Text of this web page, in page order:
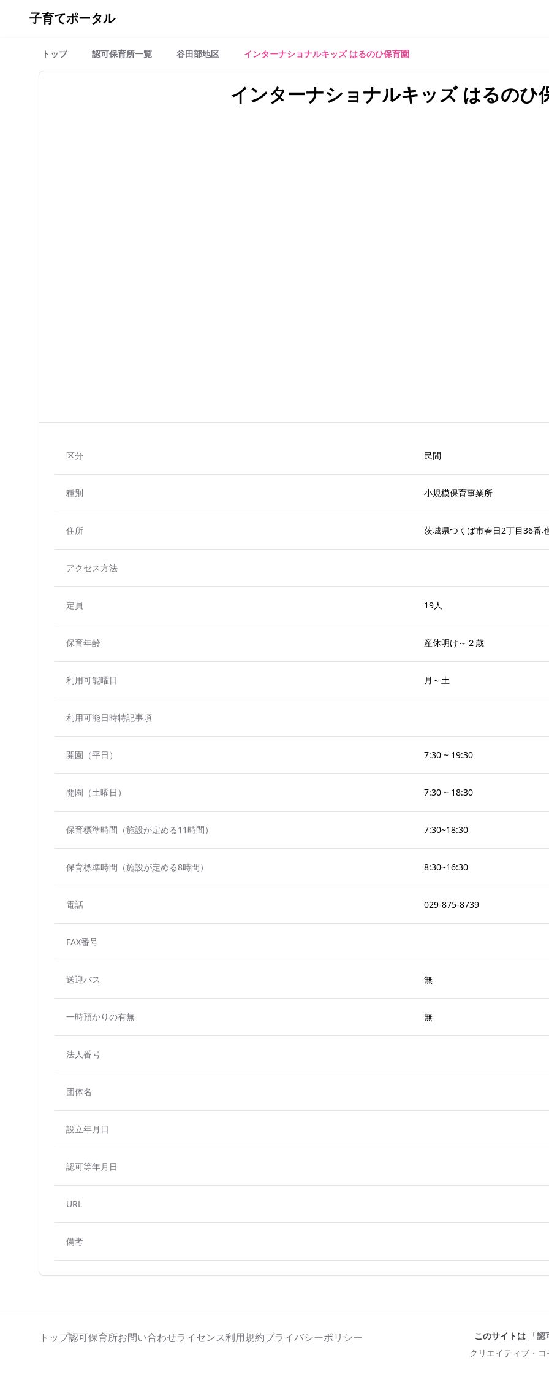
子育てポータル
トップ 認可保育所一覧 谷田部地区 インターナショナルキッズ はるのひ保育園
インターナショナルキッズ はるのひ
区分 民間
種別 小規模保育事業所
住所 茨城県つくば市春日2丁目36番
アクセス方法
定員 19人
保育年齢 産休明け～２歳
利用可能曜日 月～土
利用可能日時特記事項
開園（平日） 7:30 ~ 19:30
開園（土曜日） 7:30 ~ 18:30
保育標準時間（施設が定める11時間） 7:30~18:30
保育標準時間（施設が定める8時間） 8:30~16:30
電話 029-875-8739
FAX番号
送迎バス 無
一時預かりの有無 無
法人番号
団体名
設立年月日
認可等年月日
URL
備考
トップ認可保育所お問い合わせライセンス利用規約プライバシーポリシー このサイトは
「
クリエイティブ・